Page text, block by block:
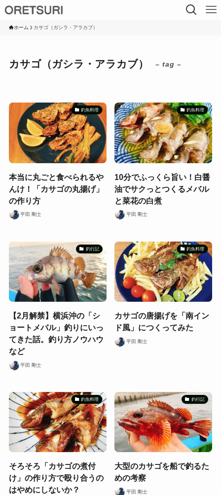
ホーム カサゴ（ガシラ・アラカブ）
カサゴ（ガシラ・アラカブ） – tag –
釣魚料理
本当に丸ごと食べられるや
んけ！「カサゴの丸揚げ」
の作り方
平田 剛士
釣魚料理
10分でふっくら旨い！白醤
油でサクっとつくるメバル
と菜花の白煮
平田 剛士
釣行記
【2月解禁】横浜沖の「シ
ョートメバル」釣りにいっ
てきた話。釣り方ノウハウ
など
平田 剛士
釣魚料理
カサゴの唐揚げを「南イン
ド風」につくってみた
平田 剛士
釣魚料理
そろそろ「カサゴの煮付
け」の作り方で殴り合うの
はやめにしないか？
釣行記
大型のカサゴを船で釣るた
めの考察
平田 剛士